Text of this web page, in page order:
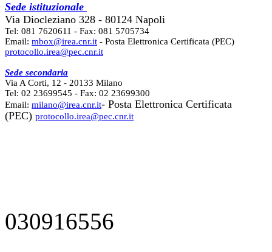
Sede istituzionale
Via Diocleziano 328 - 80124 Napoli
Tel: 081 7620611 - Fax: 081 5705734
Email: mbox@irea.cnr.it - Posta Elettronica Certificata (PEC)
protocollo.irea@pec.cnr.it
Sede secondaria
Via A Corti, 12 - 20133 Milano
Tel: 02 23699545 - Fax: 02 23699300
Email: milano@irea.cnr.it- Posta Elettronica Certificata
(PEC) protocollo.irea@pec.cnr.it
030916556